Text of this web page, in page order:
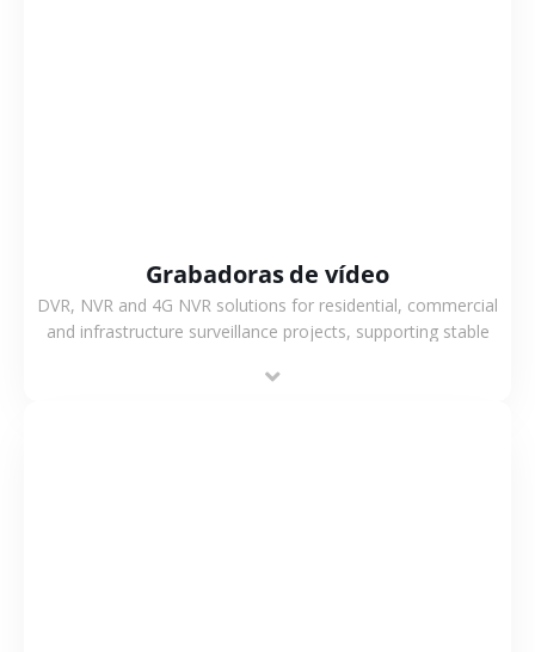
Grabadoras de vídeo
DVR, NVR and 4G NVR solutions for residential, commercial
and infrastructure surveillance projects, supporting stable